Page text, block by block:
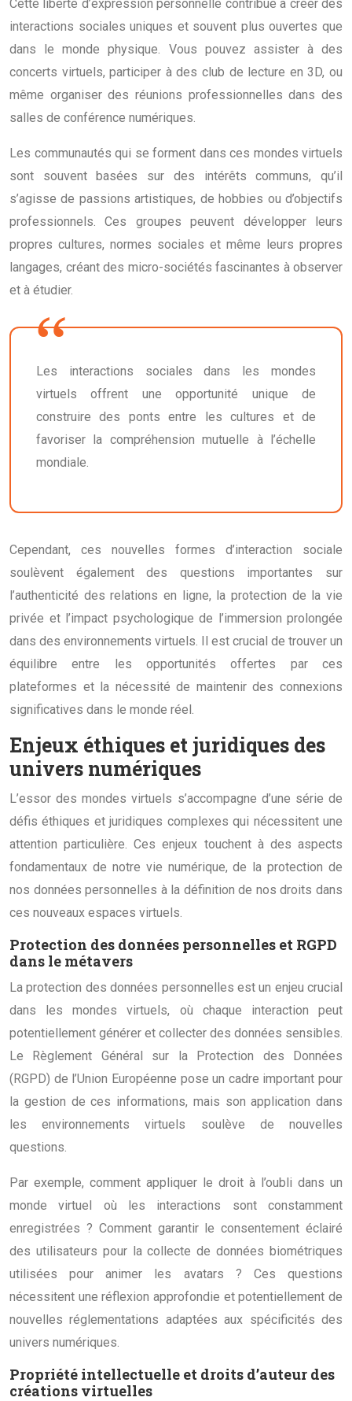
Cette liberté d’expression personnelle contribue à créer des
interactions sociales uniques et souvent plus ouvertes que
dans le monde physique. Vous pouvez assister à des
concerts virtuels, participer à des club de lecture en 3D, ou
même organiser des réunions professionnelles dans des
salles de conférence numériques.
Les communautés qui se forment dans ces mondes virtuels
sont souvent basées sur des intérêts communs, qu’il
s’agisse de passions artistiques, de hobbies ou d’objectifs
professionnels. Ces groupes peuvent développer leurs
propres cultures, normes sociales et même leurs propres
langages, créant des micro-sociétés fascinantes à observer
et à étudier.
Les interactions sociales dans les mondes
virtuels offrent une opportunité unique de
construire des ponts entre les cultures et de
favoriser la compréhension mutuelle à l’échelle
mondiale.
Cependant, ces nouvelles formes d’interaction sociale
soulèvent également des questions importantes sur
l’authenticité des relations en ligne, la protection de la vie
privée et l’impact psychologique de l’immersion prolongée
dans des environnements virtuels. Il est crucial de trouver un
équilibre entre les opportunités offertes par ces
plateformes et la nécessité de maintenir des connexions
significatives dans le monde réel.
Enjeux éthiques et juridiques des
univers numériques
L’essor des mondes virtuels s’accompagne d’une série de
défis éthiques et juridiques complexes qui nécessitent une
attention particulière. Ces enjeux touchent à des aspects
fondamentaux de notre vie numérique, de la protection de
nos données personnelles à la définition de nos droits dans
ces nouveaux espaces virtuels.
Protection des données personnelles et RGPD
dans le métavers
La protection des données personnelles est un enjeu crucial
dans les mondes virtuels, où chaque interaction peut
potentiellement générer et collecter des données sensibles.
Le Règlement Général sur la Protection des Données
(RGPD) de l’Union Européenne pose un cadre important pour
la gestion de ces informations, mais son application dans
les environnements virtuels soulève de nouvelles
questions.
Par exemple, comment appliquer le droit à l’oubli dans un
monde virtuel où les interactions sont constamment
enregistrées ? Comment garantir le consentement éclairé
des utilisateurs pour la collecte de données biométriques
utilisées pour animer les avatars ? Ces questions
nécessitent une réflexion approfondie et potentiellement de
nouvelles réglementations adaptées aux spécificités des
univers numériques.
Propriété intellectuelle et droits d’auteur des
créations virtuelles